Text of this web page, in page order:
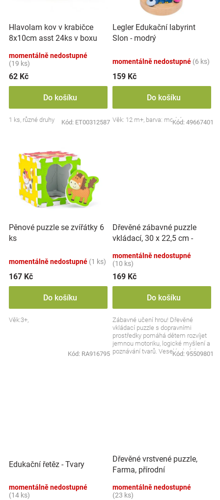
Blog
Hračkářství
Přihlášení
ůo
d
u
k
ů
Hlavolam kov v krabičce
8x10cm asst 24ks v boxu
momentálně nedostupné
(19 ks)
62 Kč
Do košíku
1 ks, různé druhy Kód: ET00312587
Legler Edukační labyrint
Slon - modrý
momentálně nedostupné (6 ks)
159 Kč
Do košíku
Věk: 12 m+, barva: modrá
Kód: 49667401
Pěnové puzzle se zvířátky 6
ks
momentálně nedostupné (1 ks)
167 Kč
Do košíku
Věk:3+,
Kód: RA916795
Dřevěné zábavné puzzle
vkládací, 30 x 22,5 cm -
momentálně nedostupné
(10 ks)
169 Kč
Do košíku
Zábavné učení hrou! Dřevěné
vkládací puzzle s dopravními
prostředky pomáhá dětem rozvíjet
jemnou motoriku, logické myšlení a
poznávání tvarů. Veselé obrázky
Kód: 95509801
Edukační řetěz - Tvary
momentálně nedostupné
(14 ks)
Dřevěné vrstvené puzzle,
Farma, přírodní
momentálně nedostupné
(23 ks)